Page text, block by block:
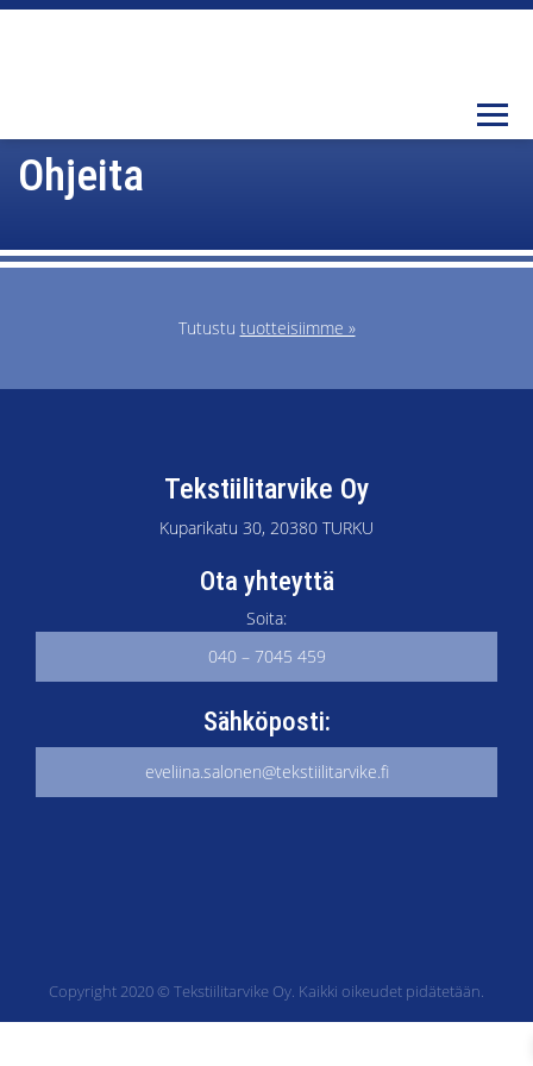
Ohjeita
Tutustu tuotteisiimme »
Tekstiilitarvike Oy
Kuparikatu 30, 20380 TURKU
Ota yhteyttä
Soita:
040 – 7045 459
Sähköposti:
eveliina.salonen@tekstiilitarvike.fi
Copyright 2020 © Tekstiilitarvike Oy. Kaikki oikeudet pidätetään.